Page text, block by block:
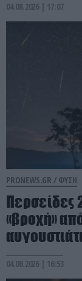
04.08.2026 | 17:07
PRONEWS.GR / ΦΥΣΗ
Περσείδες
«βροχή»
04.08.2026 | 16:53